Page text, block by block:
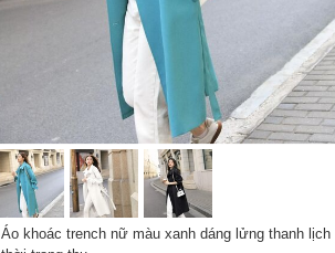
Áo khoác trench nữ màu xanh dáng lửng thanh lịch